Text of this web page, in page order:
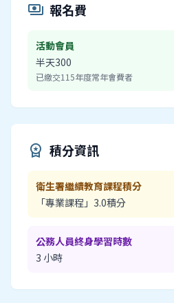
payments 報名費
活動會員
半天300
已繳交115年度常年會費者
workspace_premium 積分資訊
衛生署繼續教育課程積分
「專業課程」3.0積分
公務人員終身學習時數
3 小時